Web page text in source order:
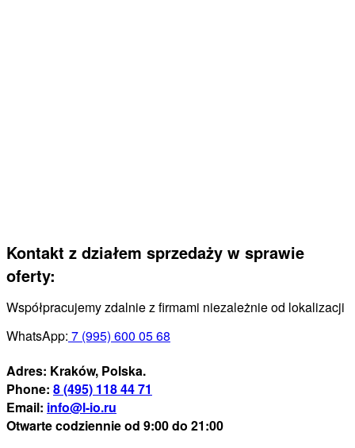
Kontakt z działem sprzedaży w sprawie
oferty:
Współpracujemy zdalnie z firmami niezależnie od lokalizacji
WhatsApp: 7 (995) 600 05 68
Adres: Kraków, Polska.
Phone: 8 (495) 118 44 71
Email: info@l-io.ru
Otwarte codziennie od 9:00 do 21:00